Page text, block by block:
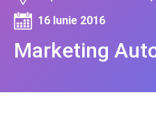
Marketing
16 Iunie 2016